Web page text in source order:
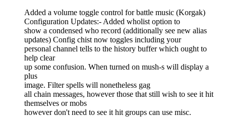
Added a volume toggle control for battle music (Korgak)
Configuration Updates:- Added wholist option to
show a condensed who record (additionally see new alias
updates) Config chist now toggles including your
personal channel tells to the history buffer which ought to
help clear
up some confusion. When turned on mush-s will display a
plus
image. Filter spells will nonetheless gag
all chain messages, however those that still wish to see it hit
themselves or mobs
however don't need to see it hit groups can use misc.